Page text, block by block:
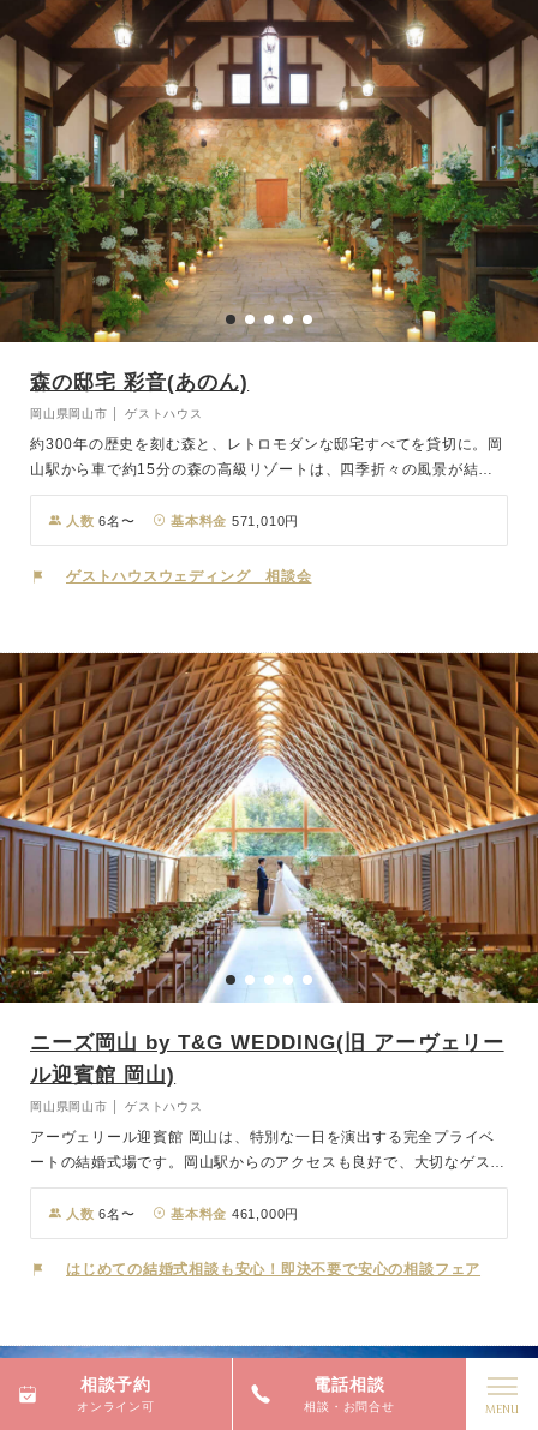
森の邸宅 彩音(あのん)
岡山県岡山市 │ ゲストハウス
約300年の歴史を刻む森と、レトロモダンな邸宅すべてを貸切に。岡
山駅から車で約15分の森の高級リゾートは、四季折々の風景が結婚
式を彩り、時間を忘れるほど心が安らぎます。クラシカルな邸宅と森
やガーデン、ホームパーティのようなウェディングプランをご提案。
彩音には、併設の創作フレンチ料理を提供するお店「彩音レストラ
ン」があります。岡山屈指の緑豊かな庭園を臨みながらの季節ごとの
ご利用ください。
人数 6名〜 基本料金 571,010円
ゲストハウスウェディング 相談会
ニーズ岡山 by T&G WEDDING(旧 アーヴェリー
ル迎賓館 岡山)
岡山県岡山市 │ ゲストハウス
アーヴェリール迎賓館 岡山は、特別な一日を演出する完全プライベ
ートの結婚式場です。岡山駅からのアクセスも良好で、大切なゲスト
をスムーズにお迎えできます。 広大な敷地に佇む全館貸切ゲストハ
ウスでは、まるで邸宅に招いたような贅沢なひとときを実現。緑あふ
れるガーデンや開放感のあるチャペルでの挙式は、自然光に包まれた
温かな雰囲気の中、感動的な誓いの瞬間を演出します。 披露宴で
人数 6名〜 基本料金 461,000円
はじめての結婚式相談も安心！即決不要で安心の相談フェア
相談予約
オンライン可
電話相談
相談・お問合せ